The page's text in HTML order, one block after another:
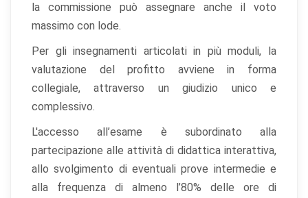
la commissione può assegnare anche il voto
massimo con lode.
Per gli insegnamenti articolati in più moduli, la
valutazione del profitto avviene in forma
collegiale, attraverso un giudizio unico e
complessivo.
L'accesso all’esame è subordinato alla
partecipazione alle attività di didattica interattiva,
allo svolgimento di eventuali prove intermedie e
alla frequenza di almeno l’80% delle ore di
Utilizzati da terze parti per tracciare l'utente attraverso
siti web allo scopo di mostrare annunci pertinenti.
preferenze
tutti